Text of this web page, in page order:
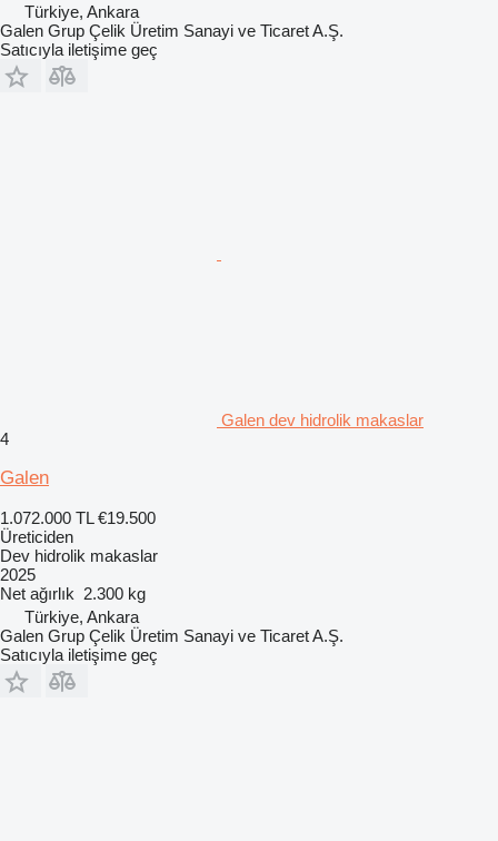
Türkiye, Ankara
Galen Grup Çelik Üretim Sanayi ve Ticaret A.Ş.
Satıcıyla iletişime geç
Galen dev hidrolik makaslar
4
Galen
1.072.000 TL €19.500
Üreticiden
Dev hidrolik makaslar
2025
Net ağırlık 2.300 kg
Türkiye, Ankara
Galen Grup Çelik Üretim Sanayi ve Ticaret A.Ş.
Satıcıyla iletişime geç